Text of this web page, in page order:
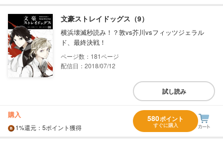
文豪ストレイドッグス（9）
横浜壊滅秒読み！？敦vs芥川vsフィッツジェラル
ド、最終決戦！
181
配信日：2018/07/12
試し読み
購入
1%還元 ：5ポイント獲得
580ポイント
すぐに購入